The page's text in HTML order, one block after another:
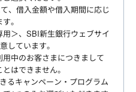
、借入金額や借入期間に応じ
。
＞、SBI新生銀行ウェブサイ
しています。
中のお客さまにつきまして
はできません。
るキャンペーン・プログラム